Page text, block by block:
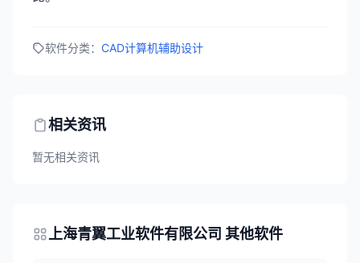
软件分类： CAD计算机辅助设计
相关资讯
暂无相关资讯
上海青翼工业软件有限公司 其他软件